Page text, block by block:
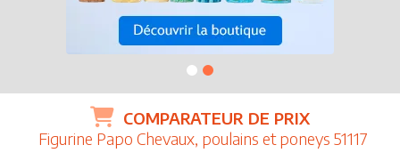
COMPARATEUR DE PRIX
Figurine Papo Chevaux, poulains et poneys 51117